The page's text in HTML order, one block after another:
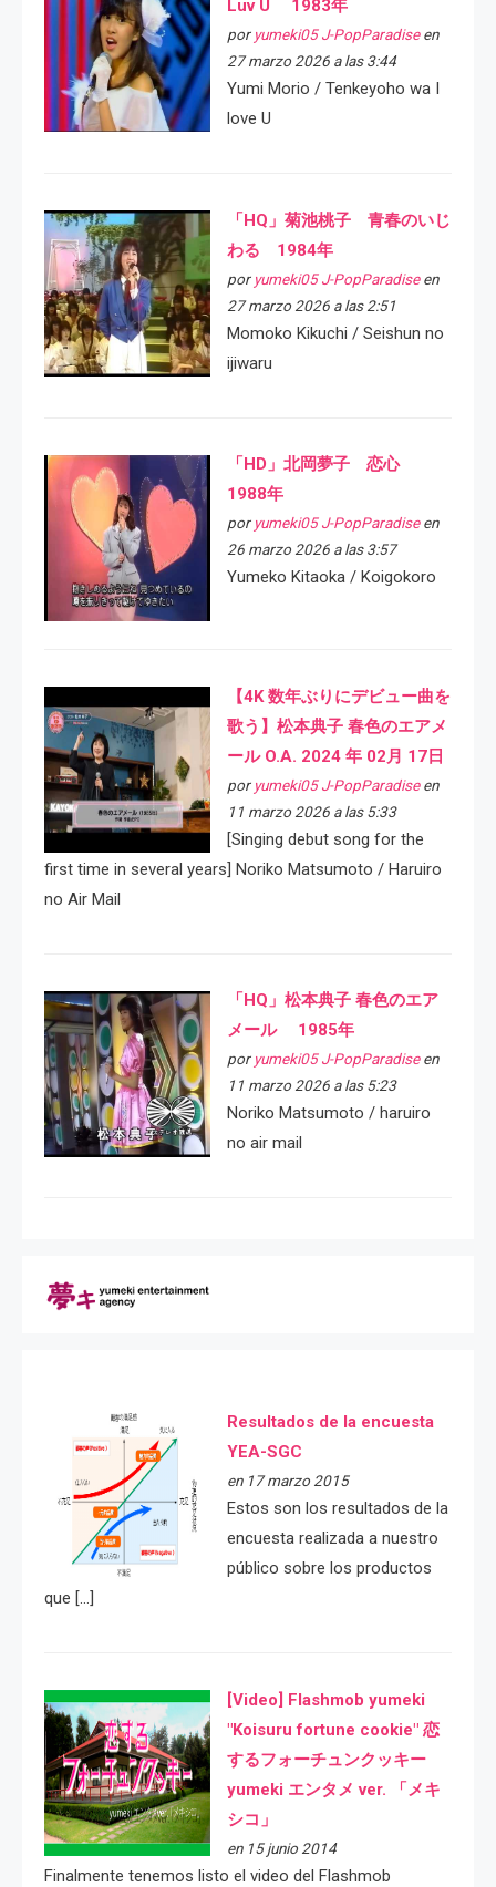
Luv U 1983年
por yumeki05 J-PopParadiseen
27 marzo 2026 a las 3:44
Yumi Morio / Tenkeyoho wa I
love U
「HQ」菊池桃子 青春のいじ
わる 1984年
por yumeki05 J-PopParadiseen
27 marzo 2026 a las 2:51
Momoko Kikuchi / Seishun no
ijiwaru
「HD」北岡夢子 恋心
1988年
por yumeki05 J-PopParadiseen
26 marzo 2026 a las 3:57
Yumeko Kitaoka / Koigokoro
【4K 数年ぶりにデビュー曲を
歌う】松本典子 春色のエアメ
ール O.A. 2024 年 02月 17日
por yumeki05 J-PopParadiseen
11 marzo 2026 a las 5:33
[Singing debut song for the
first time in several years] Noriko Matsumoto / Haruiro
no Air Mail
「HQ」松本典子 春色のエア
メール 1985年
por yumeki05 J-PopParadiseen
11 marzo 2026 a las 5:23
Noriko Matsumoto / haruiro
no air mail
Resultados de la encuesta
YEA-SGC
en 17 marzo 2015
Estos son los resultados de la
encuesta realizada a nuestro
público sobre los productos
que […]
[Video] Flashmob yumeki
"Koisuru fortune cookie" 恋
するフォーチュンクッキー
yumeki エンタメ ver. 「メキ
シコ」
en 15 junio 2014
Finalmente tenemos listo el video del Flashmob